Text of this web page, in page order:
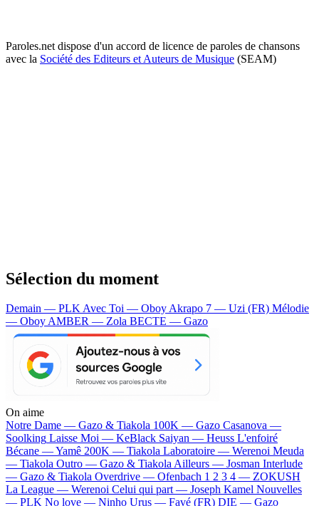
Paroles.net dispose d'un accord de licence de paroles de chansons
avec la Société des Editeurs et Auteurs de Musique (SEAM)
Sélection du moment
Demain — PLKAvec Toi — OboyAkrapo 7 — Uzi (FR) Mélodie
— OboyAMBER — Zola BECTE — Gazo
On aime
Notre Dame — Gazo & Tiakola 100K — Gazo Casanova —
Soolking Laisse Moi — KeBlack Saiyan — Heuss L'enfoiré
Bécane —Yamê 200K — Tiakola Laboratoire — Werenoi Meuda
— Tiakola Outro — Gazo & TiakolaAilleurs — Josman Interlude
— Gazo & Tiakola Overdrive — Ofenbach 1 2 3 4 — ZOKUSH
La League — Werenoi Celui qui part — Joseph Kamel Nouvelles
— PLK No love — Ninho Urus — Favé (FR) DIE — Gazo